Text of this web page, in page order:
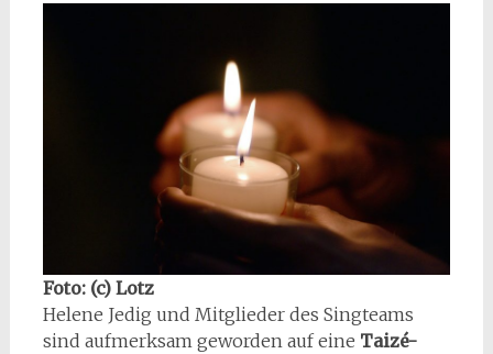
Foto: (c) Lotz
Helene Jedig und Mitglieder des Singteams
sind aufmerksam geworden auf eine Taizé-